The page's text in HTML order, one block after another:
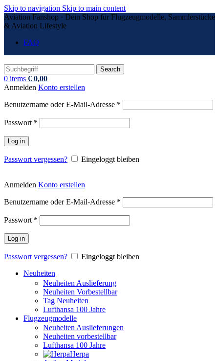
Skip to navigation Skip to main content
Aviation Fanshop · Dein Shop für Flugzeugmodelle, Sammlerstücke
& Aviation Lifestyle
FAQ
Search
0 items € 0,00
Anmelden Konto erstellen
Benutzername oder E-Mail-Adresse *
Passwort *
Log in
Passwort vergessen? Eingeloggt bleiben
Anmelden Konto erstellen
Benutzername oder E-Mail-Adresse *
Passwort *
Log in
Passwort vergessen?
Eingeloggt bleiben
Neuheiten
Neuheiten Auslieferung
Neuheiten Vorbestellbar
Tag Neuheiten
Lufthansa 100 Jahre
Flugzeugmodelle
Neuheiten Auslieferungen
Neuheiten vorbestellbar
Lufthansa 100 Jahre
Herpa